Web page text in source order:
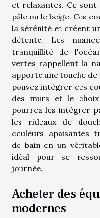
et relaxantes. Ce
pâle ou le beige. Ces
la sérénité et créent
détente. Les
tranquillité de
vertes rappellent la
apporte une touche de
pouvez intégrer ces
des murs et le choix
pourrez les intégrer
les rideaux de
couleurs apaisantes
de bain en un
idéal pour se
journée.
Acheter des
modernes